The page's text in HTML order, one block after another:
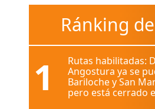
Ránking
1
Rutas habilitadas:
Angostura ya se
Bariloche y San
pero está cerrado